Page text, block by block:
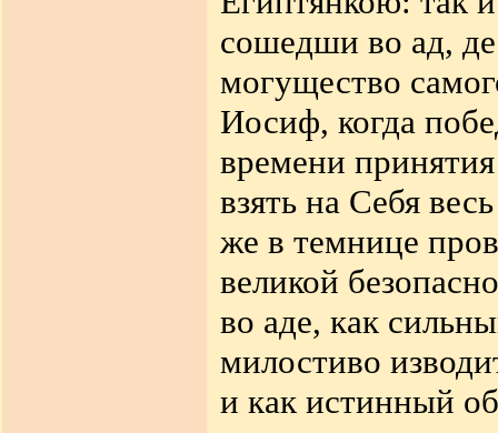
сошедши во ад,
могущество
Иосиф, когда
времени
взять на Себя
же в темнице
великой
во аде, как
милостиво
и как истинный